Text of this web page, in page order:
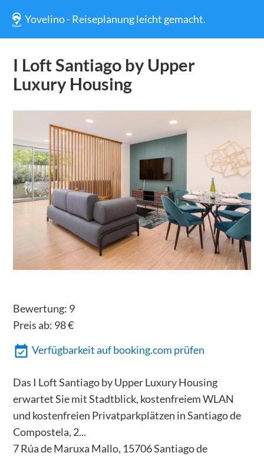
Yovelino - Reiseplanung leicht gemacht.
I Loft Santiago by Upper
Luxury Housing
Bewertung: 9
Preis ab: 98€
Verfügbarkeit auf booking.com prüfen
Das I Loft Santiago by Upper Luxury Housing
erwartet Sie mit Stadtblick, kostenfreiem WLAN
und kostenfreien Privatparkplätzen in Santiago de
Compostela, 2...
7 Rúa de Maruxa Mallo, 15706 Santiago de